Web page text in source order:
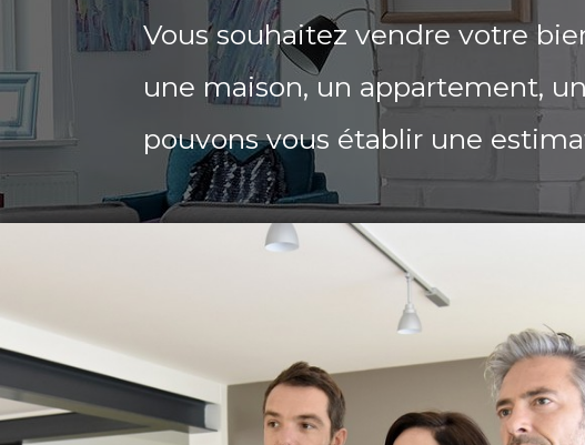
Vous souhaitez vendre votre
une maison, un appartement,
pouvons vous établir une